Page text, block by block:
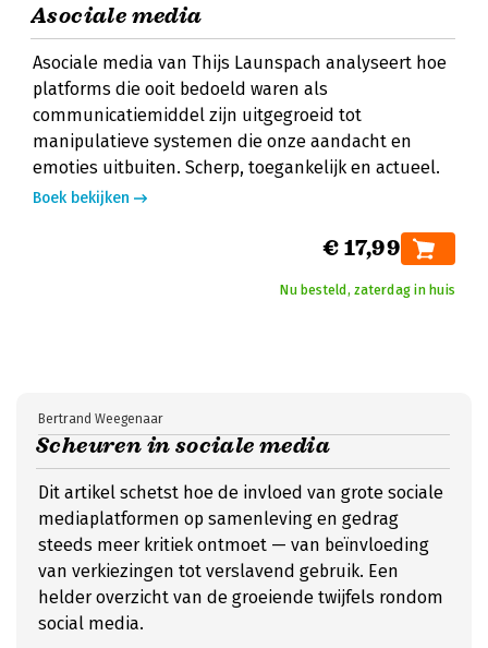
Asociale media
Asociale media van Thijs Launspach analyseert hoe
platforms die ooit bedoeld waren als
communicatiemiddel zijn uitgegroeid tot
manipulatieve systemen die onze aandacht en
emoties uitbuiten. Scherp, toegankelijk en actueel.
Boek bekijken
€ 17,99
Nu besteld, zaterdag in huis
Scheuren in sociale media
Bertrand Weegenaar
Dit artikel schetst hoe de invloed van grote sociale
mediaplatformen op samenleving en gedrag
steeds meer kritiek ontmoet — van beïnvloeding
van verkiezingen tot verslavend gebruik. Een
helder overzicht van de groeiende twijfels rondom
social media.